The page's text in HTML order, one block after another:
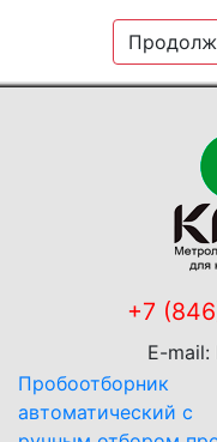
+7
E-mail:
Пробоотборник
автоматический с